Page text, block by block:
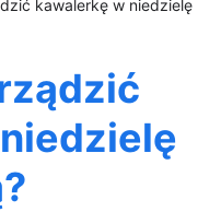
kawalerkę w niedzielę